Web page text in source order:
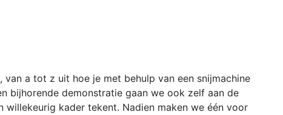
a tot z uit hoe je met behulp van een snijmachine
bijhorende demonstratie gaan we ook zelf aan de
kader tekent. Nadien maken we één voor